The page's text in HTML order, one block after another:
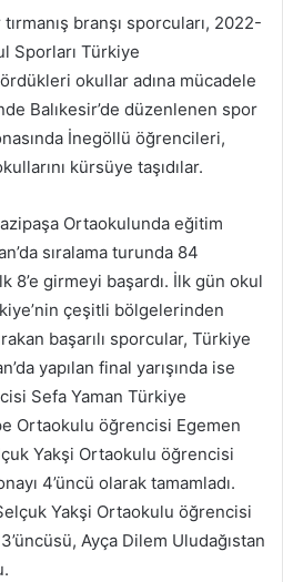
branşı sporcuları, 2022-
Sporları Türkiye
okullar adına mücadele
Balıkesir’de düzenlenen spor
İnegöllü öğrencileri,
kürsüye taşıdılar.
Ortaokulunda eğitim
sıralama turunda 84
8’e girmeyi başardı. İlk gün okul
çeşitli bölgelerinden
başarılı sporcular, Türkiye
yapılan final yarışında ise
Sefa Yaman Türkiye
Ortaokulu öğrencisi Egemen
Yakşi Ortaokulu öğrencisi
4’üncü olarak tamamladı.
Yakşi Ortaokulu öğrencisi
Ayça Dilem Uludağıstan